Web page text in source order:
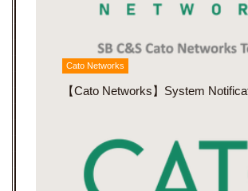
Cato Networks
【Cato Networks】System